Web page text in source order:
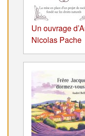
Un ouvrage
Nicolas Pache